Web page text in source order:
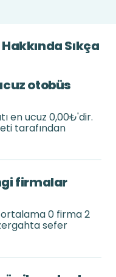
Sıkça
otobüs
en ucuz 0,00₺'dir.
tarafından
firmalar
ortalama 0 firma 2
sefer